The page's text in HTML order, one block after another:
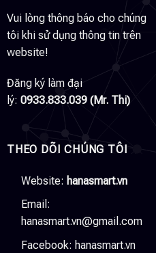
Vui lòng thông báo cho chúng
tôi khi sử dụng thông tin trên
website!
Đăng ký làm đại
lý: 0933.833.039 (Mr. Thi)
THEO DÕI CHÚNG TÔI
Website: hanasmart.vn
Email:
hanasmart.vn@gmail.com
Facebook: hanasmart.vn